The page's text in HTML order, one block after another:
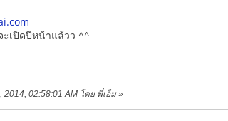
ะเปิดปีหน้าแล้วว ^^
02:58:01 AM โดย พี่เอ็ม»